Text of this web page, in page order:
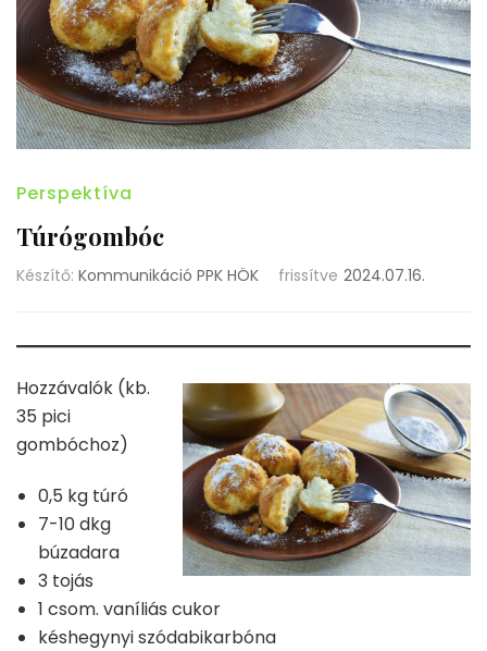
Perspektíva
Túrógombóc
Készítő: Kommunikáció PPK HÖK frissítve 2024.07.16.
Hozzávalók (kb.
35 pici
gombóchoz)
0,5 kg túró
7-10 dkg
búzadara
3 tojás
1 csom. vaníliás cukor
késhegynyi szódabikarbóna